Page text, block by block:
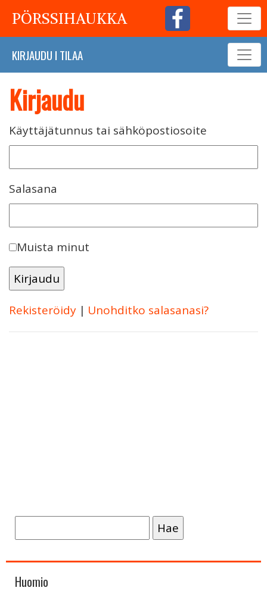
PÖRSSIHAUKKA
KIRJAUDU I TILAA
Kirjaudu
Käyttäjätunnus tai sähköpostiosoite
Salasana
Muista minut
Rekisteröidy | Unohditko salasanasi?
Huomio